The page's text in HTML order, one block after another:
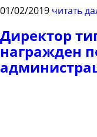
01/02/2019 читать
Директор
награжден